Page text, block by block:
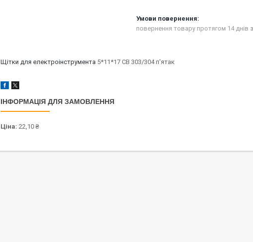
повернення товару протягом 14 днів
Щітки для електроінструмента 5*11*17 СВ 303/304 п'ятак
ІНФОРМАЦІЯ ДЛЯ ЗАМОВЛЕННЯ
Ціна: 22,10 ₴